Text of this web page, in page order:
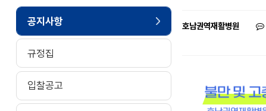
공지사항
규정집
입찰공고
호남권역재활병원